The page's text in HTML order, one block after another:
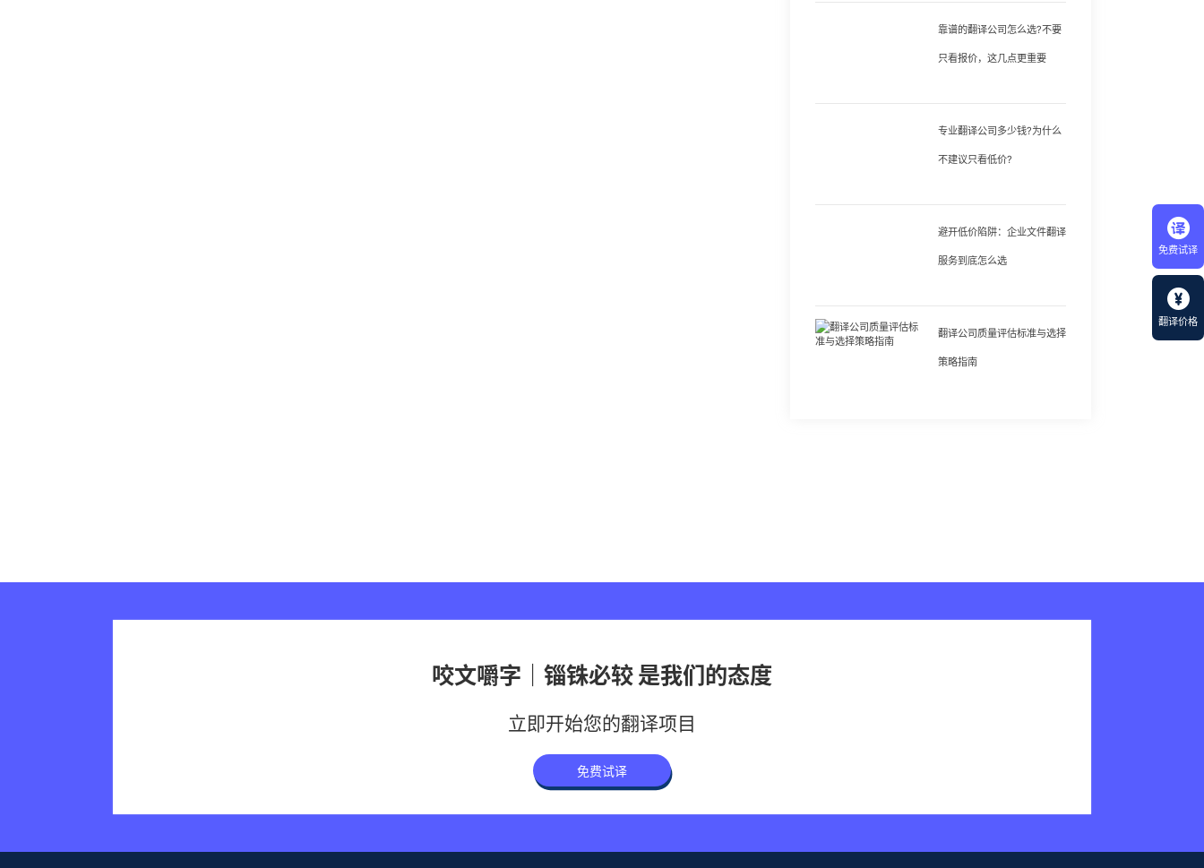
免费试译
翻译价格
靠谱的翻译公司怎么选?不要
只看报价，这几点更重要
专业翻译公司多少钱?为什么
不建议只看低价?
避开低价陷阱：企业文件翻译
服务到底怎么选
翻译公司质量评估标准与选择
策略指南
咬文嚼字｜锱铢必较 是我们的态度
立即开始您的翻译项目
免费试译